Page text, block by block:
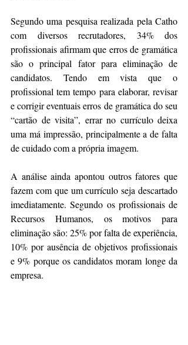
Segundo uma pesquisa realizada pela Catho
com diversos recrutadores, 34% dos
profissionais afirmam que erros de gramática
são o principal fator para eliminação de
candidatos. Tendo em vista que o
profissional tem tempo para elaborar, revisar
e corrigir eventuais erros de gramática do seu
“cartão de visita”, errar no currículo deixa
uma má impressão, principalmente a de falta
de cuidado com a própria imagem.
A análise ainda apontou outros fatores que
fazem com que um currículo seja descartado
imediatamente. Segundo os profissionais de
Recursos Humanos, os motivos para
eliminação são: 25% por falta de experiência,
10% por ausência de objetivos profissionais
e 9% porque os candidatos moram longe da
empresa.